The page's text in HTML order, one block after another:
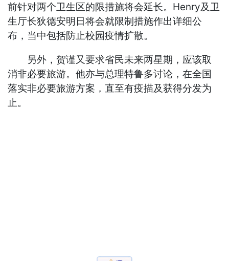
前针对两个卫生区的限措施将会延长。Henry及卫
生厅长狄德安明日将会就限制措施作出详细公
布，当中包括防止校园疫情扩散。
另外，贺谨又要求省民未来两星期，应该取
消非必要旅游。他亦与总理特鲁多讨论，在全国
落实非必要旅游方案，直至有疫描及获得分发为
止。